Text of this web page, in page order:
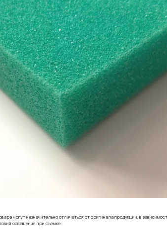
могут незначительно отличаться от оригинала продукции, в
освещения при съемке.